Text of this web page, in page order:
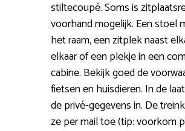
stiltecoupé. Soms is
voorhand mogelijk. Een stoel
het raam, een zitplek naast
elkaar of een plekje in een
cabine. Bekijk goed de
fietsen en huisdieren. In de
de privé-gegevens in. De
ze per mail toe (tip: voorkom